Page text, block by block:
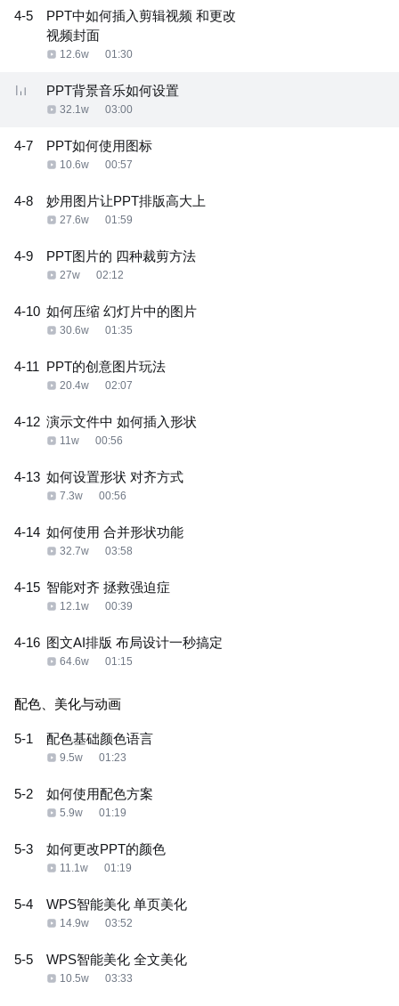
4-5
PPT中如何插入剪辑视频 和更改
视频封面
12.6w 01:30
PPT背景音乐如何设置
32.1w 03:00
4-7 PPT如何使用图标
10.6w 00:57
4-8 妙用图片让PPT排版高大上
27.6w 01:59
4-9 PPT图片的 四种裁剪方法
27w 02:12
4-10 如何压缩 幻灯片中的图片
30.6w 01:35
4-11 PPT的创意图片玩法
20.4w 02:07
4-12 演示文件中 如何插入形状
11w 00:56
4-13 如何设置形状 对齐方式
7.3w 00:56
4-14 如何使用 合并形状功能
32.7w 03:58
4-15 智能对齐 拯救强迫症
12.1w 00:39
4-16 图文AI排版 布局设计一秒搞定
64.6w 01:15
配色、美化与动画
5-1 配色基础颜色语言
9.5w 01:23
5-2 如何使用配色方案
5.9w 01:19
5-3 如何更改PPT的颜色
11.1w 01:19
5-4 WPS智能美化 单页美化
14.9w 03:52
5-5 WPS智能美化 全文美化
10.5w 03:33